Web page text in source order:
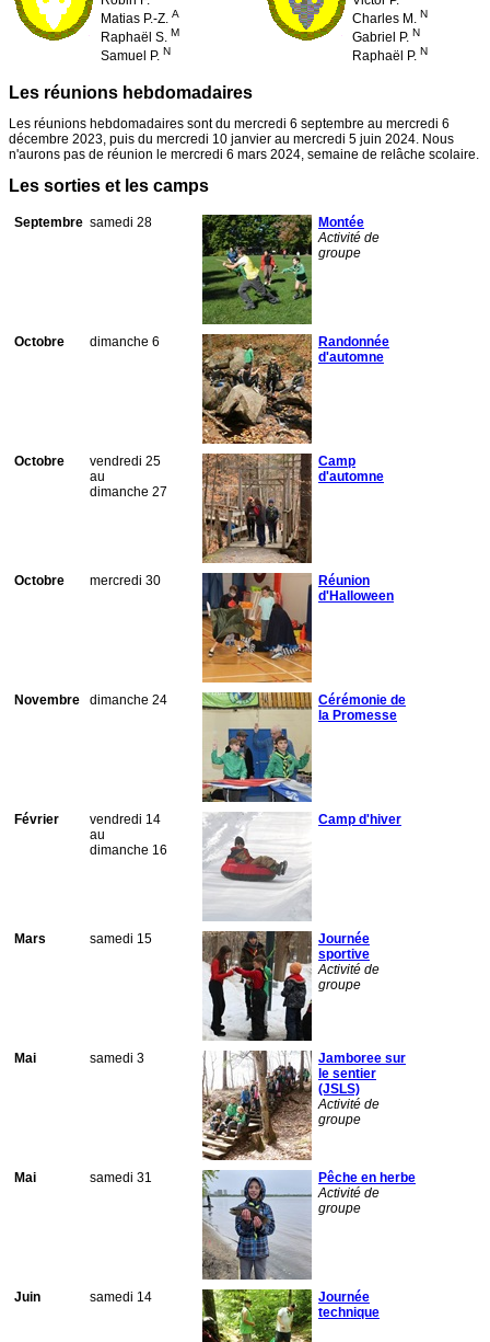
Matias P.-Z. A
Raphaël S. M
Samuel P. N
Charles M. N
Gabriel P. N
Raphaël P. N
Les réunions hebdomadaires
Les réunions hebdomadaires sont du mercredi 6 septembre au mercredi 6
décembre 2023, puis du mercredi 10 janvier au mercredi 5 juin 2024. Nous
n'aurons pas de réunion le mercredi 6 mars 2024, semaine de relâche scolaire.
Les sorties et les camps
Septembre samedi 28
Montée
Activité de
groupe
Octobre dimanche 6
Randonnée
d'automne
Octobre
vendredi 25
au
dimanche 27
Camp
d'automne
Octobre mercredi 30
Réunion
d'Halloween
Novembre dimanche 24
Cérémonie de
la Promesse
Février
vendredi 14
au
dimanche 16
Camp d'hiver
Mars samedi 15
Journée
sportive
Activité de
groupe
Mai samedi 3
Jamboree sur
le sentier
(JSLS)
Activité de
groupe
Mai samedi 31
Pêche en herbe
Activité de
groupe
Juin samedi 14
Journée
technique